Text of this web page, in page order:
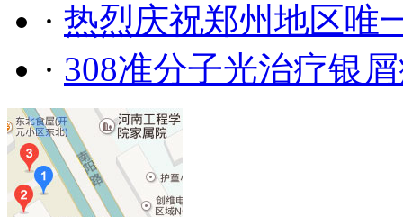
· 热烈庆祝郑州地区唯
· 308准分子光治疗银